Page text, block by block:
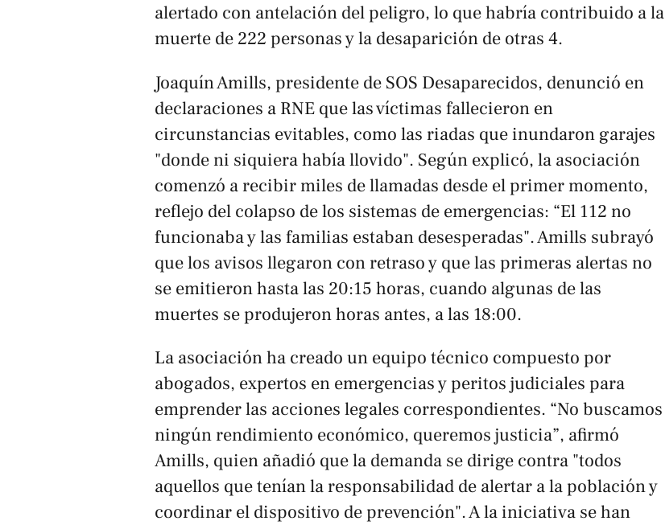
alertado con antelación del peligro, lo que habría contribuido a la
muerte de 222 personas y la desaparición de otras 4.
Joaquín Amills, presidente de SOS Desaparecidos, denunció en
declaraciones a RNE que las víctimas fallecieron en
circunstancias evitables, como las riadas que inundaron garajes
"donde ni siquiera había llovido". Según explicó, la asociación
comenzó a recibir miles de llamadas desde el primer momento,
reflejo del colapso de los sistemas de emergencias: “El 112 no
funcionaba y las familias estaban desesperadas". Amills subrayó
que los avisos llegaron con retraso y que las primeras alertas no
se emitieron hasta las 20:15 horas, cuando algunas de las
muertes se produjeron horas antes, a las 18:00.
La asociación ha creado un equipo técnico compuesto por
abogados, expertos en emergencias y peritos judiciales para
emprender las acciones legales correspondientes. “No buscamos
ningún rendimiento económico, queremos justicia”, afirmó
Amills, quien añadió que la demanda se dirige contra "todos
aquellos que tenían la responsabilidad de alertar a la población y
coordinar el dispositivo de prevención". A la iniciativa se han